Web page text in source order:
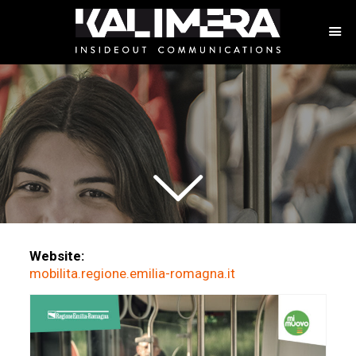
A
L
T
A
S
Website:
mobilita.regione.emilia-romagna.it